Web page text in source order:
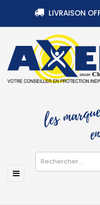
LIVRAISON
Basculer
☰